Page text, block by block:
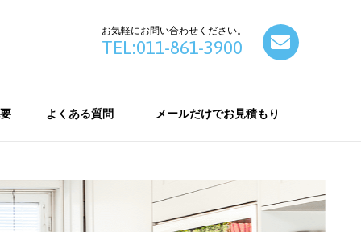
お気軽にお問い合わせください。
TEL:011-861-3900
よくある質問 メールだけでお見積もり